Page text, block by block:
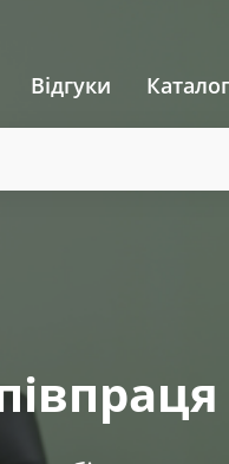
Відгуки Каталог